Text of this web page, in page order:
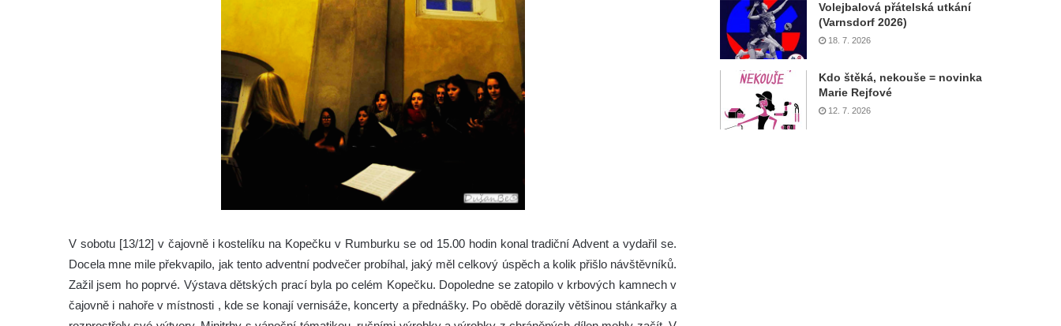
V sobotu [13/12] v čajovně i kostelíku na Kopečku v Rumburku se od 15.00 hodin konal tradiční Advent a vydařil se.
Docela mne mile překvapilo, jak tento adventní podvečer probíhal, jaký měl celkový úspěch a kolik přišlo návštěvníků.
Zažil jsem ho poprvé. Výstava dětských prací byla po celém Kopečku. Dopoledne se zatopilo v krbových kamnech v
čajovně i nahoře v místnosti , kde se konají vernisáže, koncerty a přednášky. Po obědě dorazily většinou stánkařky a
Volejbalová přátelská utkání
(Varnsdorf 2026)
18. 7. 2026
Kdo štěká, nekouše = novinka
Marie Rejfové
12. 7. 2026